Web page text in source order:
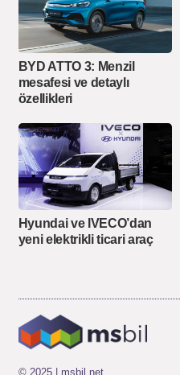
BYD ATTO 3: Menzil
mesafesi ve detaylı
özellikleri
Hyundai ve IVECO’dan
yeni elektrikli ticari araç
© 2025 | msbil.net